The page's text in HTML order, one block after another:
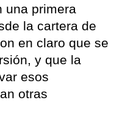
una primera
la cartera de
en claro que se
y que la
esos
otras